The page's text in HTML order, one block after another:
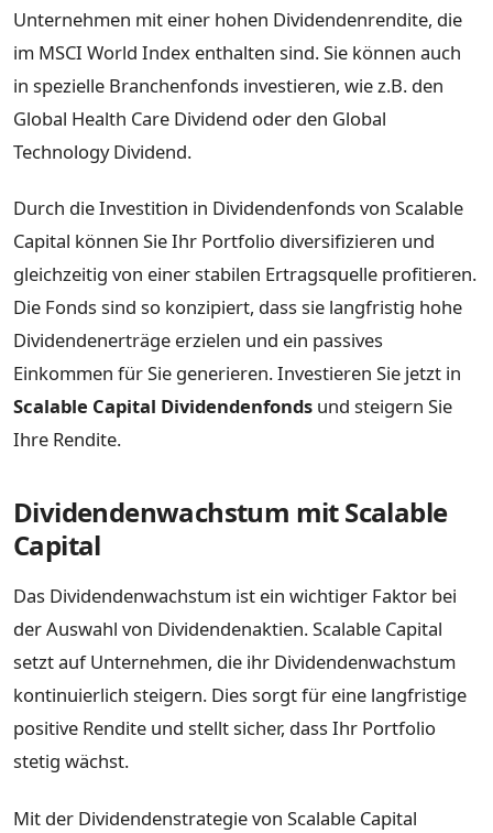
Unternehmen mit einer hohen Dividendenrendite, die
im MSCI World Index enthalten sind. Sie können auch
in spezielle Branchenfonds investieren, wie z.B. den
Global Health Care Dividend oder den Global
Technology Dividend.
Durch die Investition in Dividendenfonds von Scalable
Capital können Sie Ihr Portfolio diversifizieren und
gleichzeitig von einer stabilen Ertragsquelle profitieren.
Die Fonds sind so konzipiert, dass sie langfristig hohe
Dividendenerträge erzielen und ein passives
Einkommen für Sie generieren. Investieren Sie jetzt in
Scalable Capital Dividendenfonds und steigern Sie
Ihre Rendite.
Dividendenwachstum mit Scalable
Capital
Das Dividendenwachstum ist ein wichtiger Faktor bei
der Auswahl von Dividendenaktien. Scalable Capital
setzt auf Unternehmen, die ihr Dividendenwachstum
kontinuierlich steigern. Dies sorgt für eine langfristige
positive Rendite und stellt sicher, dass Ihr Portfolio
stetig wächst.
Mit der Dividendenstrategie von Scalable Capital